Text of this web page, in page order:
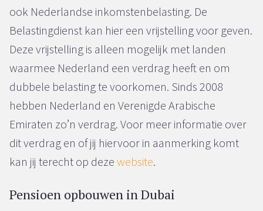
ook Nederlandse inkomstenbelasting. De
Belastingdienst kan hier een vrijstelling voor geven.
Deze vrijstelling is alleen mogelijk met landen
waarmee Nederland een verdrag heeft en om
dubbele belasting te voorkomen. Sinds 2008
hebben Nederland en Verenigde Arabische
Emiraten zo’n verdrag. Voor meer informatie over
dit verdrag en of jij hiervoor in aanmerking komt
kan jij terecht op deze website.
Pensioen opbouwen in Dubai